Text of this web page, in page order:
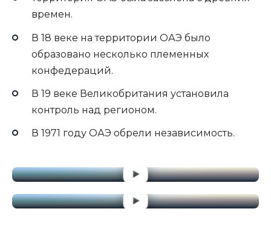
времен.
В 18 веке на территории ОАЭ было
образовано несколько племенных
конфедераций.
В 19 веке Великобритания установила
контроль над регионом.
В 1971 году ОАЭ обрели независимость.